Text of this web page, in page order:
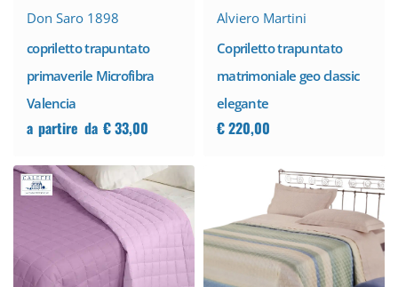
Don Saro 1898
copriletto trapuntato
primaverile Microfibra
Valencia
a partire da €33,00
Alviero Martini
Copriletto trapuntato
matrimoniale geo classic
elegante
€220,00